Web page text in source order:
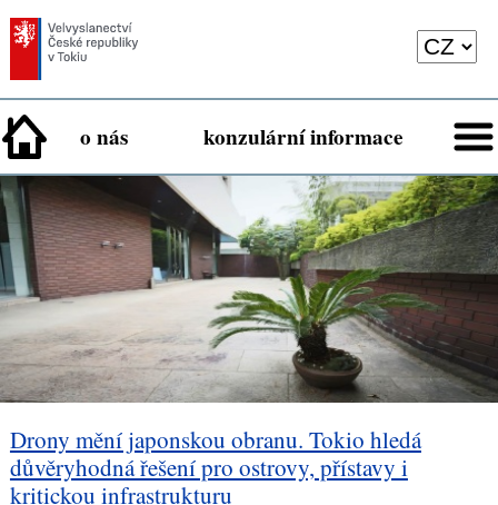
o nás konzulární informace
Drony mění japonskou obranu. Tokio hledá
důvěryhodná řešení pro ostrovy, přístavy i
kritickou infrastrukturu